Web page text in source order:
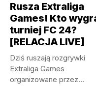
Rusza Extraliga
Games! Kto
turniej FC 24?
[RELACJA LIVE]
Dziś ruszają rozgrywki
Extraliga Games
organizowane przez